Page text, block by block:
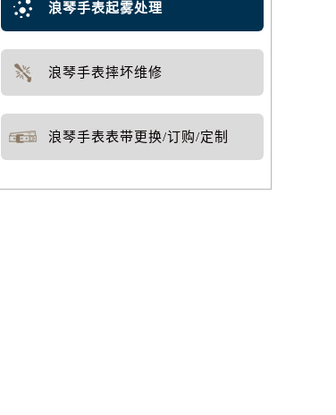
浪琴手表起雾处理
浪琴手表摔坏维修
浪琴手表表带更换/订购/定制